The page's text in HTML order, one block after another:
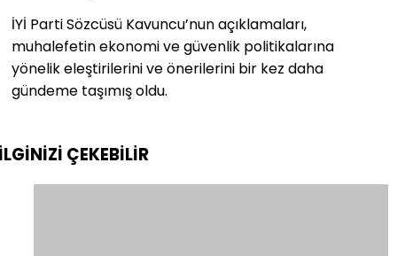
İYİ Parti Sözcüsü Kavuncu’nun açıklamaları,
muhalefetin ekonomi ve güvenlik politikalarına
yönelik eleştirilerini ve önerilerini bir kez daha
gündeme taşımış oldu.
ÇEKEBİLİR